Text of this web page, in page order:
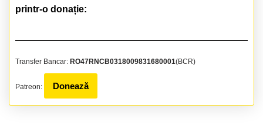
printr-o donație:
Transfer Bancar: RO47RNCB0318009831680001(BCR)
Patreon: Donează